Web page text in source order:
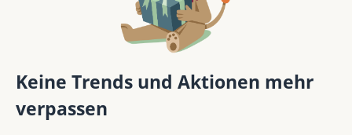
Keine Trends und Aktionen mehr
verpassen